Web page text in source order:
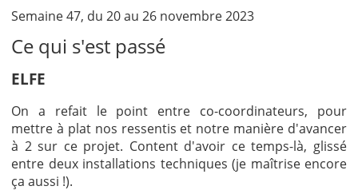
Semaine 47, du 20 au 26 novembre 2023
Ce qui s'est passé
ELFE
On a refait le point entre co-coordinateurs, pour
mettre à plat nos ressentis et notre manière d'avancer
à 2 sur ce projet. Content d'avoir ce temps-là, glissé
entre deux installations techniques (je maîtrise encore
ça aussi !).